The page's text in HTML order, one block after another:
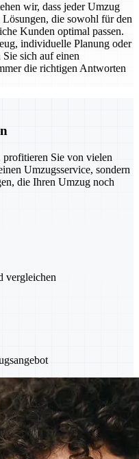
wir, dass jeder Umzug
die sowohl für den
Kunden optimal passen.
individuelle Planung oder
sich auf einen
die richtigen Antworten
profitieren Sie von vielen
Umzugsservice, sondern
die Ihren Umzug noch
vergleichen